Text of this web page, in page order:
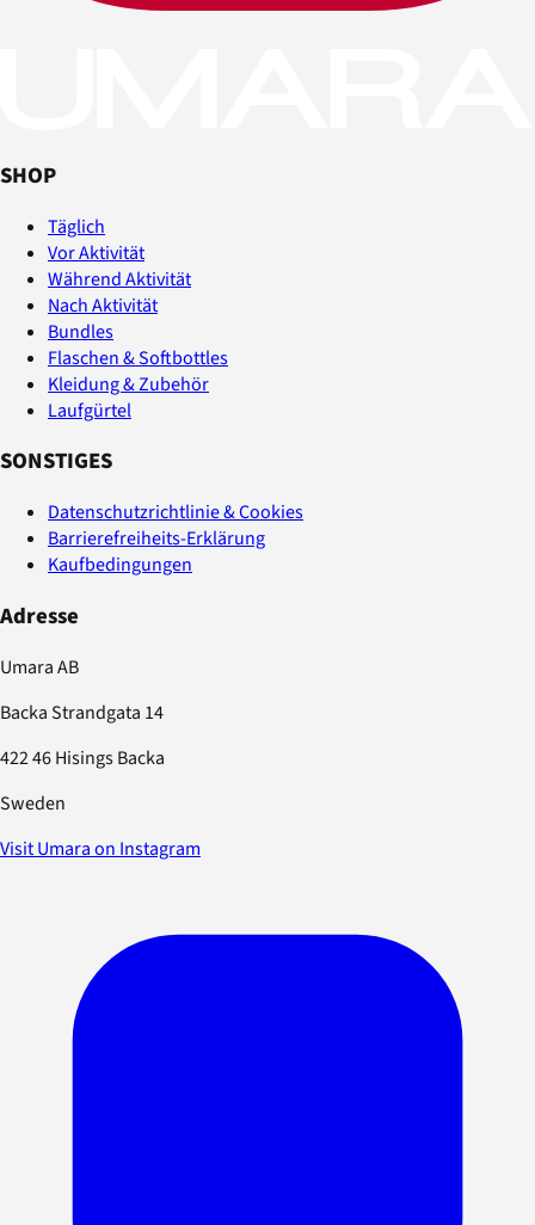
SHOP
Täglich
Vor Aktivität
Während Aktivität
Nach Aktivität
Bundles
Flaschen & Softbottles
Kleidung & Zubehör
Laufgürtel
SONSTIGES
Datenschutzrichtlinie & Cookies
Barrierefreiheits-Erklärung
Kaufbedingungen
Adresse
Umara AB
Backa Strandgata 14
422 46 Hisings Backa
Sweden
Visit Umara on Instagram